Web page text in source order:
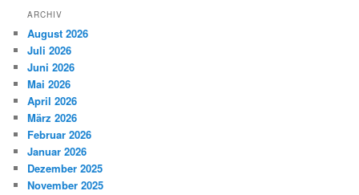
ARCHIV
August 2026
Juli 2026
Juni 2026
Mai 2026
April 2026
März 2026
Februar 2026
Januar 2026
Dezember 2025
November 2025